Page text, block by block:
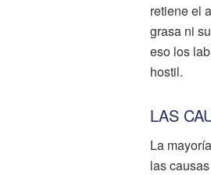
retiene el
grasa ni
eso los
hostil.
LAS
La
las